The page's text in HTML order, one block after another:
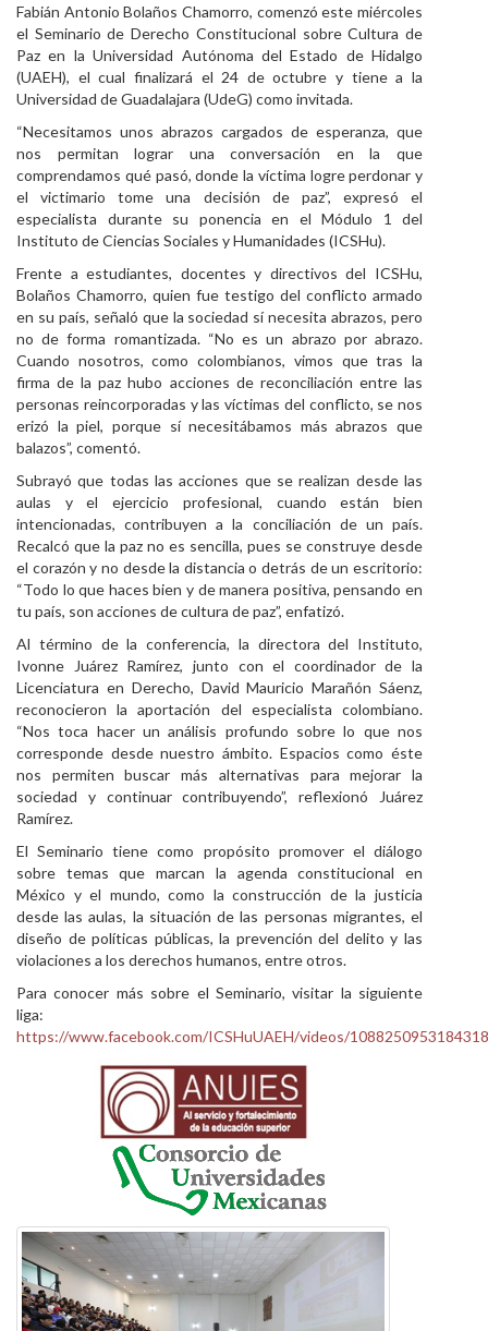
Fabián Antonio Bolaños Chamorro, comenzó este miércoles
el Seminario de Derecho Constitucional sobre Cultura de
Paz en la Universidad Autónoma del Estado de Hidalgo
(UAEH), el cual finalizará el 24 de octubre y tiene a la
Universidad de Guadalajara (UdeG) como invitada.
“Necesitamos unos abrazos cargados de esperanza, que
nos permitan lograr una conversación en la que
comprendamos qué pasó, donde la víctima logre perdonar y
el victimario tome una decisión de paz”, expresó el
especialista durante su ponencia en el Módulo 1 del
Instituto de Ciencias Sociales y Humanidades (ICSHu).
Frente a estudiantes, docentes y directivos del ICSHu,
Bolaños Chamorro, quien fue testigo del conflicto armado
en su país, señaló que la sociedad sí necesita abrazos, pero
no de forma romantizada. “No es un abrazo por abrazo.
Cuando nosotros, como colombianos, vimos que tras la
firma de la paz hubo acciones de reconciliación entre las
personas reincorporadas y las víctimas del conflicto, se nos
erizó la piel, porque sí necesitábamos más abrazos que
balazos”, comentó.
Subrayó que todas las acciones que se realizan desde las
aulas y el ejercicio profesional, cuando están bien
intencionadas, contribuyen a la conciliación de un país.
Recalcó que la paz no es sencilla, pues se construye desde
el corazón y no desde la distancia o detrás de un escritorio:
“Todo lo que haces bien y de manera positiva, pensando en
tu país, son acciones de cultura de paz”, enfatizó.
Al término de la conferencia, la directora del Instituto,
Ivonne Juárez Ramírez, junto con el coordinador de la
Licenciatura en Derecho, David Mauricio Marañón Sáenz,
reconocieron la aportación del especialista colombiano.
“Nos toca hacer un análisis profundo sobre lo que nos
corresponde desde nuestro ámbito. Espacios como éste
nos permiten buscar más alternativas para mejorar la
sociedad y continuar contribuyendo”, reflexionó Juárez
Ramírez.
El Seminario tiene como propósito promover el diálogo
sobre temas que marcan la agenda constitucional en
México y el mundo, como la construcción de la justicia
desde las aulas, la situación de las personas migrantes, el
diseño de políticas públicas, la prevención del delito y las
violaciones a los derechos humanos, entre otros.
Para conocer más sobre el Seminario, visitar la siguiente
liga:
https://www.facebook.com/ICSHuUAEH/videos/1088250953184318